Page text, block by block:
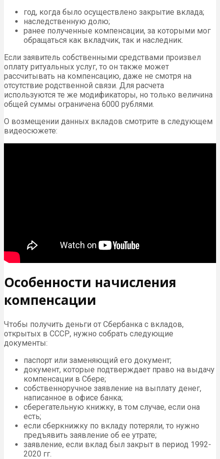
год, когда было осуществлено закрытие вклада;
наследственную долю;
ранее полученные компенсации, за которыми мог
обращаться как вкладчик, так и наследник.
Если заявитель собственными средствами произвел
оплату ритуальных услуг, то он также может
рассчитывать на компенсацию, даже не смотря на
отсутствие родственной связи. Для расчета
используются те же модификаторы, но только величина
общей суммы ограничена 6000 рублями.
О возмещении данных вкладов смотрите в следующем
видеосюжете:
Особенности начисления
компенсации
Чтобы получить деньги от Сбербанка с вкладов,
открытых в СССР, нужно собрать следующие
документы:
паспорт или заменяющий его документ;
документ, которые подтверждает право на выдачу
компенсации в Сбере;
собственноручное заявление на выплату денег,
написанное в офисе банка;
сберегательную книжку, в том случае, если она
есть;
если сберкнижку по вкладу потеряли, то нужно
предъявить заявление об ее утрате;
заявление, если вклад был закрыт в период 1992-
2020 гг.